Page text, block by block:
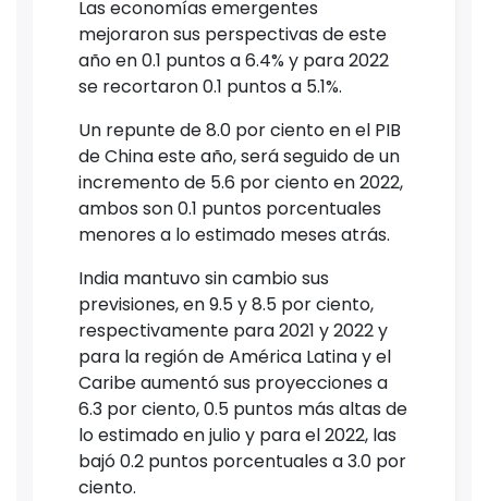
Las economías emergentes
mejoraron sus perspectivas de este
año en 0.1 puntos a 6.4% y para 2022
se recortaron 0.1 puntos a 5.1%.
Un repunte de 8.0 por ciento en el PIB
de China este año, será seguido de un
incremento de 5.6 por ciento en 2022,
ambos son 0.1 puntos porcentuales
menores a lo estimado meses atrás.
India mantuvo sin cambio sus
previsiones, en 9.5 y 8.5 por ciento,
respectivamente para 2021 y 2022 y
para la región de América Latina y el
Caribe aumentó sus proyecciones a
6.3 por ciento, 0.5 puntos más altas de
lo estimado en julio y para el 2022, las
bajó 0.2 puntos porcentuales a 3.0 por
ciento.